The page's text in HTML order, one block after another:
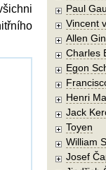
Paul
Vincent
Allen
Charles
Egon
Henri
Jack
Toyen
William
Josef